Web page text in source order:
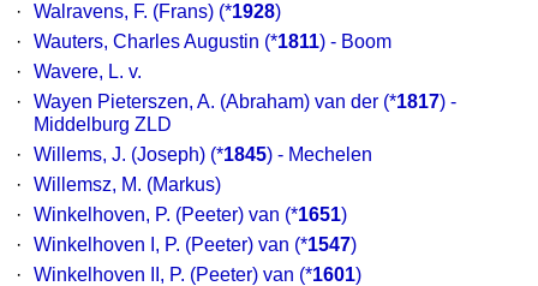
·
Walravens, F. (Frans) (*1928)
·
Wauters, Charles Augustin (*1811) - Boom
·
Wavere, L. v.
·
Wayen Pieterszen, A. (Abraham) van der (*1817) -
Middelburg ZLD
·
Willems, J. (Joseph) (*1845) - Mechelen
·
Willemsz, M. (Markus)
·
Winkelhoven, P. (Peeter) van (*1651)
·
Winkelhoven I, P. (Peeter) van (*1547)
·
Winkelhoven II, P. (Peeter) van (*1601)